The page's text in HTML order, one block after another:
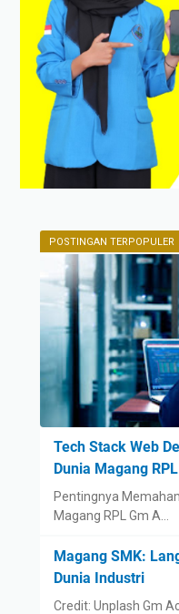
POSTINGAN TERPOPULER
Tech Stack Web
Dunia Magang RPL
Pentingnya
Magang RPL Gm A…
Magang SMK:
Dunia Industri
Credit: Unplash Gm